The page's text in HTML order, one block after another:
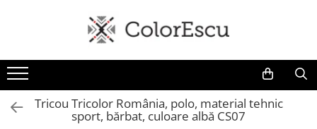
Toate produsele
Tricouri
Tricouri bărbați
Tricouri damă
Tricou Tricolor România, polo, material tehnic
sport, bărbat, culoare albă CS07